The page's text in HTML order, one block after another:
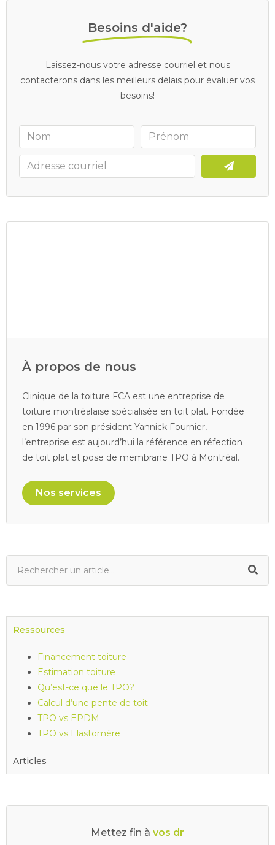
Besoins d'aide?
Laissez-nous votre adresse courriel et nous
contacterons dans les meilleurs délais pour évaluer vos
besoins!
À propos de nous
Clinique de la toiture FCA est une entreprise de
toiture montréalaise spécialisée en toit plat. Fondée
en 1996 par son président Yannick Fournier,
l’entreprise est aujourd’hui la référence en réfection
de toit plat et pose de membrane TPO à Montréal.
Nos services
Ressources
Financement toiture
Estimation toiture
Qu’est-ce que le TPO?
Calcul d’une pente de toit
TPO vs EPDM
TPO vs Elastomère
Articles
Mettez fin à v os drains bo